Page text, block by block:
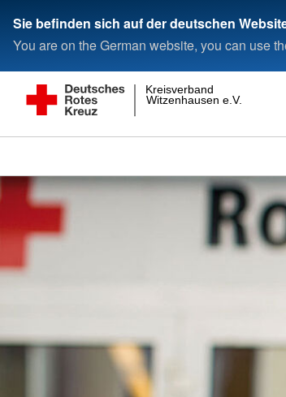
Sie befinden sich auf der deutschen
You are on the German website, you can use
Witzenhausen e.V.
Kreisverband